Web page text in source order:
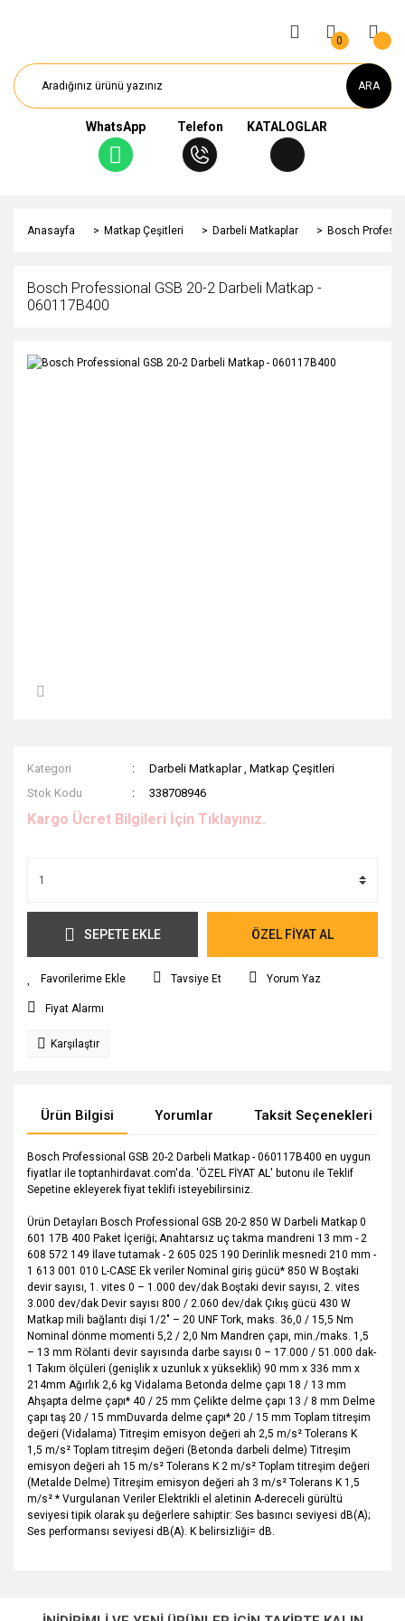
ARA
WhatsApp Telefon KATALOGLAR
0
Anasayfa Matkap Çeşitleri Darbeli Matkaplar Bosch
Bosch Professional GSB 20-2 Darbeli Matkap -
060117B400
Kategori Darbeli Matkaplar ,Matkap Çeşitleri
Stok Kodu
338708946
Kargo Ücret Bilgileri İçin Tıklayınız.
SEPETE EKLE ÖZEL FİYAT AL
Tavsiye Et Yorum Yaz
Fiyat Alarmı
Karşılaştır
Ürün Bilgisi Yorumlar Taksit Seçenekleri
Bosch Professional GSB 20-2 Darbeli Matkap - 060117B400 en uygun
fiyatlar ile toptanhirdavat.com'da. 'ÖZEL FİYAT AL' butonu ile Teklif
Sepetine ekleyerek fiyat teklifi isteyebilirsiniz.
Ürün Detayları Bosch Professional GSB 20-2 850 W Darbeli Matkap 0
601 17B 400 Paket İçeriği; Anahtarsız uç takma mandreni 13 mm - 2
608 572 149 İlave tutamak - 2 605 025 190 Derinlik mesnedi 210 mm -
1 613 001 010 L-CASE Ek veriler Nominal giriş gücü* 850 W Boştaki
devir sayısı, 1. vites 0 – 1.000 dev/dak Boştaki devir sayısı, 2. vites
3.000 dev/dak Devir sayısı 800 / 2.060 dev/dak Çıkış gücü 430 W
Matkap mili bağlantı dişi 1/2" – 20 UNF Tork, maks. 36,0 / 15,5 Nm
Nominal dönme momenti 5,2 / 2,0 Nm Mandren çapı, min./maks. 1,5
– 13 mm Rölanti devir sayısında darbe sayısı 0 – 17.000 / 51.000 dak-
1 Takım ölçüleri (genişlik x uzunluk x yükseklik) 90 mm x 336 mm x
214mm Ağırlık 2,6 kg Vidalama Betonda delme çapı 18 / 13 mm
Ahşapta delme çapı* 40 / 25 mm Çelikte delme çapı 13 / 8 mm Delme
çapı taş 20 / 15 mmDuvarda delme çapı* 20 / 15 mm Toplam titreşim
değeri (Vidalama) Titreşim emisyon değeri ah 2,5 m/s² Tolerans K
1,5 m/s² Toplam titreşim değeri (Betonda darbeli delme) Titreşim
emisyon değeri ah 15 m/s² Tolerans K 2 m/s² Toplam titreşim değeri
(Metalde Delme) Titreşim emisyon değeri ah 3 m/s² Tolerans K 1,5
m/s² * Vurgulanan Veriler Elektrikli el aletinin A-dereceli gürültü
seviyesi tipik olarak şu değerlere sahiptir: Ses basıncı seviyesi dB(A);
Ses performansı seviyesi dB(A). K belirsizliği= dB.
kullanarak tarafımıza iletebilirsiniz.